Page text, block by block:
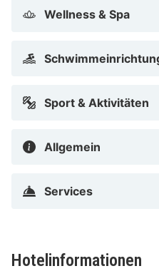
Frida & Fred - Das Grazer
Wellness & Spa
Sport & Aktivitäten
Allgemein
Services
Hotelinformationen